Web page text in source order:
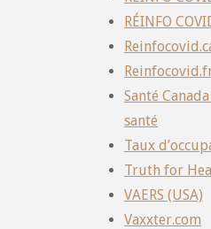
RÉINFO
Santé
santé
Taux
Truth for
VAERS (USA)
Vaxxter.com